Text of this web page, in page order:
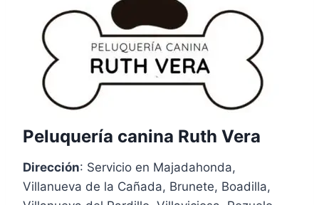
Peluquería canina Ruth Vera
Dirección: Servicio en Majadahonda,
Villanueva de la Cañada, Brunete, Boadilla,